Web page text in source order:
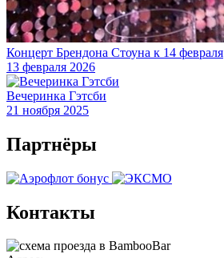
Концерт Брендона Стоуна к 14 февраля
13 февраля 2026
Вечеринка Гэтсби
21 ноября 2025
Партнёры
Контакты